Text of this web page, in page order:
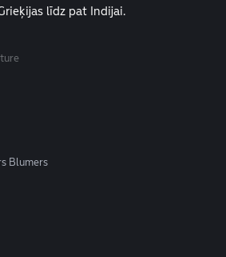
līdz pat Indijai.
Blumers